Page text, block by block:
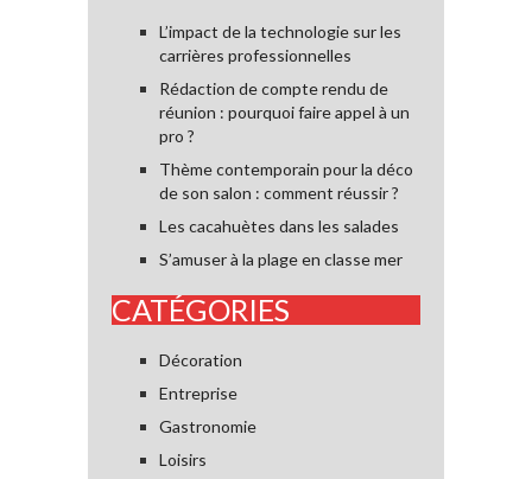
L’impact de la technologie sur les
carrières professionnelles
Rédaction de compte rendu de
réunion : pourquoi faire appel à un
pro ?
Thème contemporain pour la déco
de son salon : comment réussir ?
Les cacahuètes dans les salades
S’amuser à la plage en classe mer
CATÉGORIES
Décoration
Entreprise
Gastronomie
Loisirs